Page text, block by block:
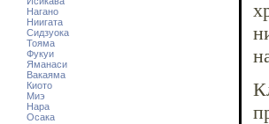
Нагано
Ниигата
Сидзуока
Тояма
Фукуи
Яманаси
Вакаяма
Киото
Миэ
Нара
Осака